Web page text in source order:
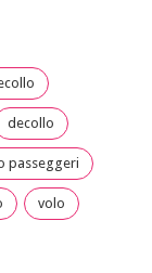
decollo
passeggeri
volo